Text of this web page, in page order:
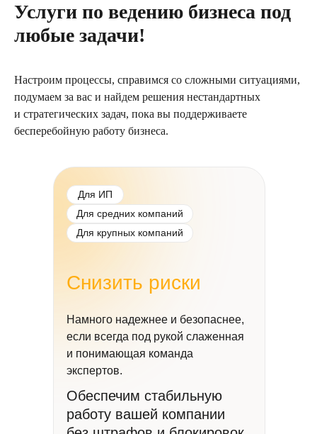
Услуги по ведению бизнеса под
любые задачи!
Настроим процессы, справимся со сложными ситуациями,
подумаем за вас и найдем решения нестандартных
и стратегических задач, пока вы поддерживаете
бесперебойную работу бизнеса.
Для ИП
Для средних компаний
Для крупных компаний
Обеспечим стабильную
работу вашей компании
Намного надежнее и безопаснее,
если всегда под рукой слаженная
и понимающая команда
экспертов.
Снизить риски